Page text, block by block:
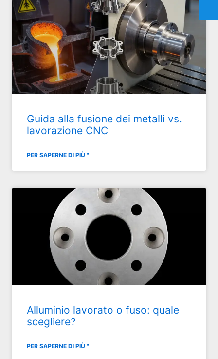
Guida alla fusione dei metalli vs.
lavorazione CNC
PER SAPERNE DI PIÙ "
Alluminio lavorato o fuso: quale
scegliere?
PER SAPERNE DI PIÙ "